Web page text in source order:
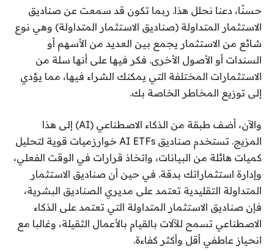
حسنًا، دعنا نحلل هذا. ربما تكون قد سمعت عن صناديق
الاستثمار المتداولة (صناديق الاستثمار المتداولة) وهي نوع
شائع من الاستثمار يجمع بين العديد من الأسهم أو
السندات أو الأصول الأخرى. فكر فيها على أنها سلة من
الاستثمارات المختلفة التي يمكنك الشراء فيها، مما يؤدي
إلى توزيع المخاطر الخاصة بك.
والآن، أضف طبقة من الذكاء الاصطناعي (AI) إلى هذا
المزيج. تستخدم صناديق AI ETFs خوارزميات قوية لتحليل
كميات هائلة من البيانات، واتخاذ قرارات في الوقت الفعلي،
وإدارة استثماراتك بدقة. في حين أن صناديق الاستثمار
المتداولة التقليدية تعتمد على مديري الصناديق البشرية،
فإن صناديق الاستثمار المتداولة التي تعتمد على الذكاء
الاصطناعي تسمح للآلات بالقيام بالأعمال الثقيلة، وغالبا مع
انحياز عاطفي أقل وأكثر كفاءة.